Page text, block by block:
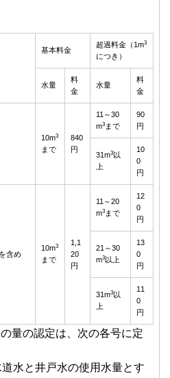
基本料金
超過料金（1m3
につき）
水量
料
金
水量
料
金
10m3
まで
840
円
11～30
m3 まで
90
円
31m3以
上
10
0
円
含め
10m3
まで
1,1
20
円
11～20
m3 まで
12
0
円
21～30
m3以上
13
0
円
31m3以
上
11
0
円
量の認定は、次の各号に定
水と井戸水の使用水量とす